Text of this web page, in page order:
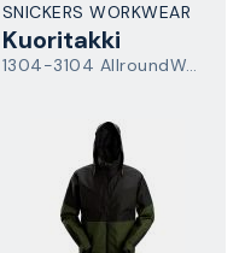
SNICKERS WORKWEAR
Kuoritakki
1304-3104 AllroundWork